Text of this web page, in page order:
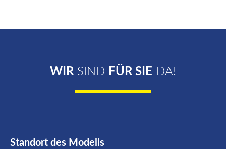
WIRSIND FÜR SIE DA!
Standort des Modells